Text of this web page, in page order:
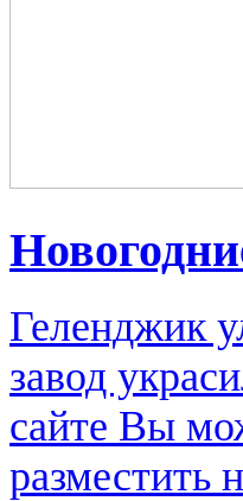
Геленджик
завод
сайте Вы
разместить